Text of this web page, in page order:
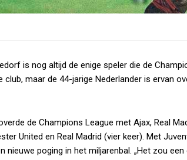
is nog altijd de enige speler die de
club, maar de 44-jarige Nederlander is ervan
de Champions League met Ajax, Real
United en Real Madrid (vier keer). Met
nieuwe poging in het miljarenbal. „Het zou